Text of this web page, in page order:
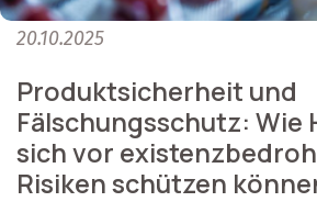
20.10.2025
Produktsicherheit und
Fälschungsschutz: Wie
sich vor
Risiken schützen